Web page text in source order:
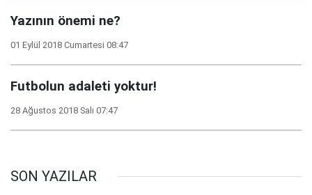
Yazının önemi ne?
01 Eylül 2018 Cumartesi 08:47
Futbolun adaleti yoktur!
28 Ağustos 2018 Salı 07:47
SON YAZILAR